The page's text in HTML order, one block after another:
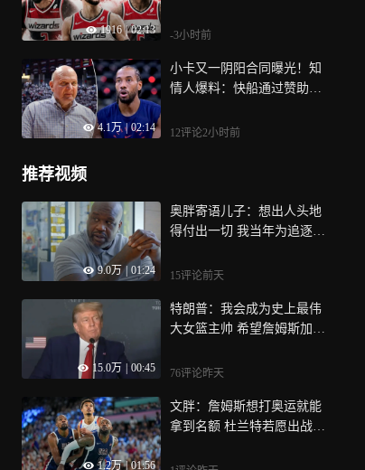
1916 | 02:13 -3小时前
4.1万 | 02:14
小卡又一阴阳合同曝光！知
情人爆料：快船通过赞助商
12评论2小时前
推荐视频
9.0万 01:24
奥胖寄语儿子：想出人头地
得付出一切 我当年为追逐成
15评论前天
15.0万 00:45
特朗普：我会成为史上最伟
大女篮主帅 希望詹姆斯加入
76评论昨天
1.2万 | 01:56
文胖：詹姆斯想打奥运就能
拿到名额 杜兰特若愿出战有